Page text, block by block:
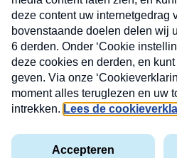
MAX
Cookieverklaring
Nieuwsbrief
Neem hier een gratis
Consumenten nieuwsbrief.
donderdag in uw mailbox.